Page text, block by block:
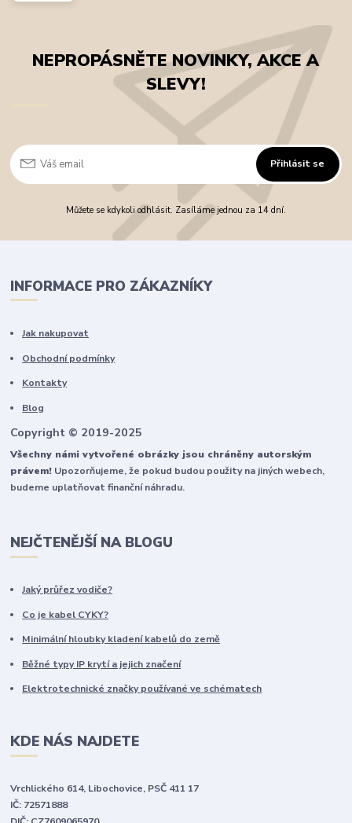
NEPROPÁSNĚTE NOVINKY, AKCE A
SLEVY!
Přihlásit se
Můžete se kdykoli odhlásit. Zasíláme jednou za 14 dní.
INFORMACE PRO ZÁKAZNÍKY
Jak nakupovat
Obchodní podmínky
Kontakty
Blog
Copyright © 2019-2025
Všechny námi vytvořené obrázky jsou chráněny autorským
právem! Upozorňujeme, že pokud budou použity na jiných webech,
budeme uplatňovat finanční náhradu.
NEJČTENĚJŠÍ NA BLOGU
Jaký průřez vodiče?
Co je kabel CYKY?
Minimální hloubky kladení kabelů do země
Běžné typy IP krytí a jejich značení
Elektrotechnické značky používané ve schématech
KDE NÁS NAJDETE
Vrchlického 614, Libochovice, PSČ 411 17
IČ: 72571888